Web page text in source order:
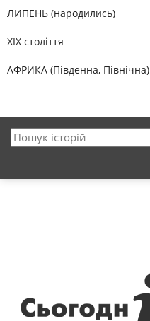
ЛИПЕНЬ (народились)
XIX століття
АФРИКА (Південна, Північна)